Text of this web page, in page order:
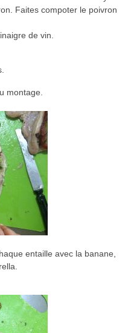
Faites compoter le poivron
de vin.
montage.
entaille avec la banane,